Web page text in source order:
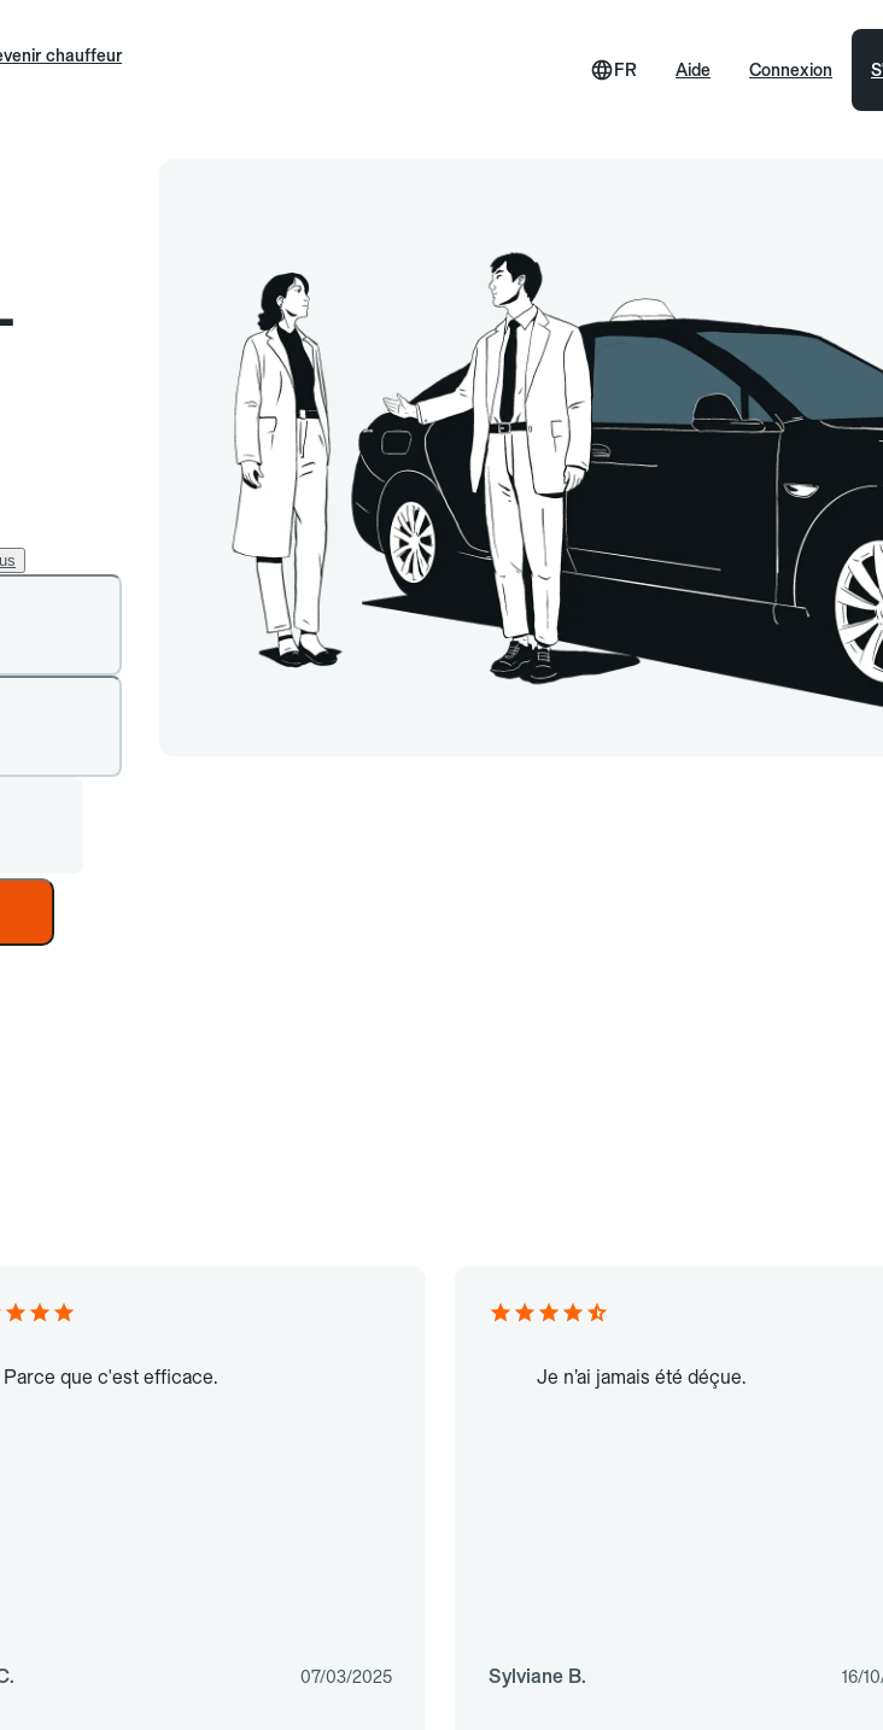
chauffeur
Aide
FR Connexion
Parce que c'est efficace.
07/03/2025
Je n’ai jamais été déçue.
Sylviane B. 16/